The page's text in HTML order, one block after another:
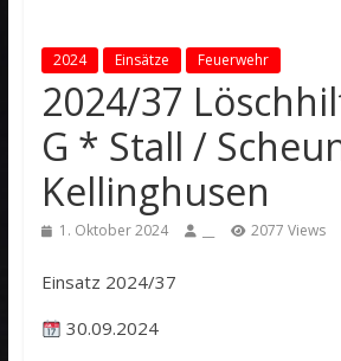
2024 Einsätze Feuerwehr
2024/37
G * Stall /
Kellinghusen
1. Oktober 2024 2077 Views
Einsatz 2024/37
30.09.2024